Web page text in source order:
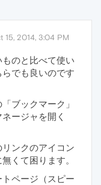
15, 2014, 3:04 PM
のと比べて使い
でも良いのです
ブックマーク」
ージャを開く
ンクのアイコン
くて困ります。
ページ（スピー